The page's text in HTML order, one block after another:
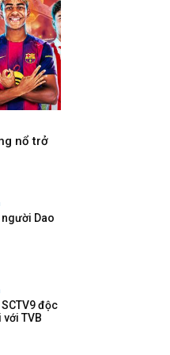
nổ trở
Dao
độc
TVB